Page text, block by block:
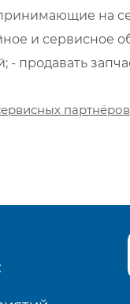
на
и сервисное
- продавать